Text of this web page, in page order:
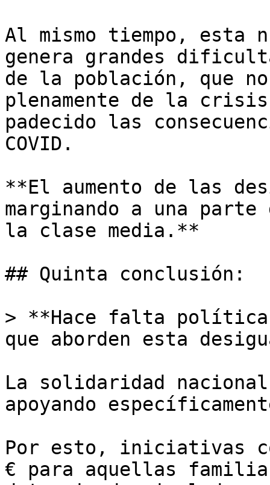
Al mismo tiempo, esta
genera grandes
de la población, que
plenamente de la
padecido las
COVID.
**El aumento de las
marginando a una
la clase media.**
## Quinta conclusión:
> **Hace falta
que aborden esta
La solidaridad
apoyando
Por esto, iniciativas
€ para aquellas